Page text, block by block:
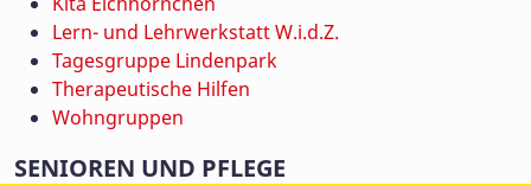
Lern- und Lehrwerkstatt W.i.d.Z.
Tagesgruppe Lindenpark
Therapeutische Hilfen
Wohngruppen
SENIOREN UND PFLEGE